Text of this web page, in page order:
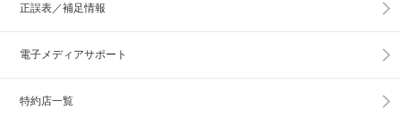
正誤表／補足情報
電子メディアサポート
特約店一覧